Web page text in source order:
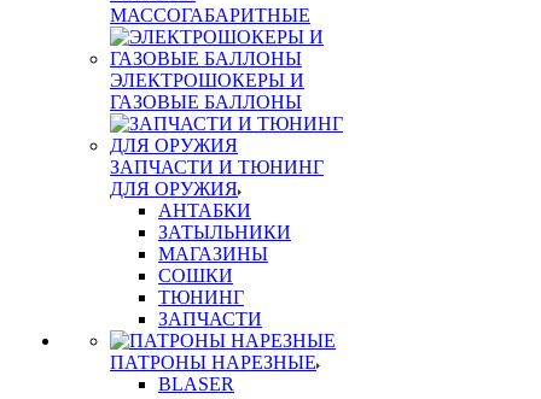
МАССОГАБАРИТНЫЕ
ЭЛЕКТРОШОКЕРЫ И
ГАЗОВЫЕ БАЛЛОНЫ
ЗАПЧАСТИ И ТЮНИНГ
ДЛЯ ОРУЖИЯ
АНТАБКИ
ЗАТЫЛЬНИКИ
МАГАЗИНЫ
СОШКИ
ТЮНИНГ
ЗАПЧАСТИ
ПАТРОНЫ НАРЕЗНЫЕ
BLASER